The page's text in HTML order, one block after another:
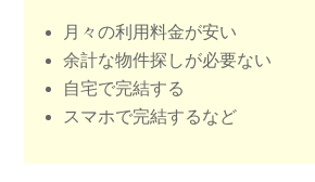
月々の利用料金が安い
余計な物件探しが必要ない
自宅で完結する
スマホで完結するなど